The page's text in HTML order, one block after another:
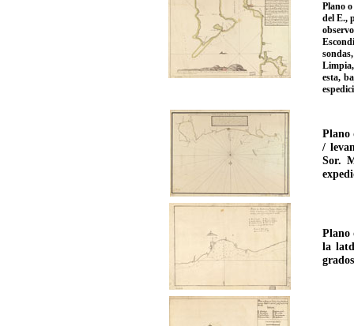
Plano
del E.,
esta,
Plano
/
Sor.
Plano
la